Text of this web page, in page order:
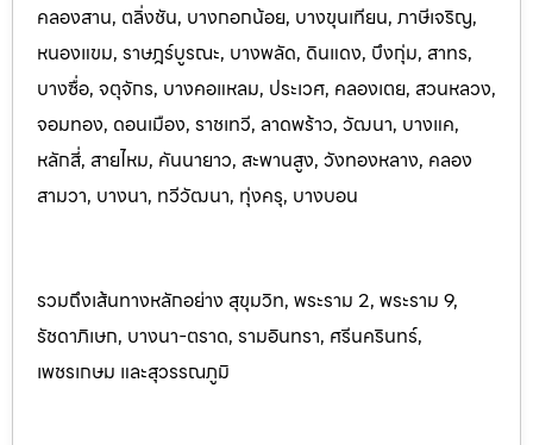
คลองสาน, ตลิ่งชัน, บางกอกน้อย, บางขุนเทียน, ภาษีเจริญ,
หนองแขม, ราษฎร์บูรณะ, บางพลัด, ดินแดง, บึงกุ่ม, สาทร,
บางซื่อ, จตุจักร, บางคอแหลม, ประเวศ, คลองเตย, สวนหลวง,
จอมทอง, ดอนเมือง, ราชเทวี, ลาดพร้าว, วัฒนา, บางแค,
หลักสี่, สายไหม, คันนายาว, สะพานสูง, วังทองหลาง, คลอง
สามวา, บางนา, ทวีวัฒนา, ทุ่งครุ, บางบอน
รวมถึงเส้นทางหลักอย่าง สุขุมวิท, พระราม 2, พระราม 9,
รัชดาภิเษก, บางนา-ตราด, รามอินทรา, ศรีนครินทร์,
เพชรเกษม และสุวรรณภูมิ